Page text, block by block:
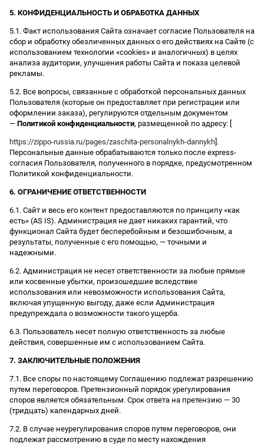
5. КОНФИДЕНЦИАЛЬНОСТЬ И ОБРАБОТКА ДАННЫХ
5.1. Факт использования Сайта означает согласие Пользователя на
сбор и обработку обезличенных данных о его действиях на Сайте (с
использованием технологии «cookies» и аналогичных) в целях
анализа аудитории, улучшения работы Сайта и показа целевой
рекламы.
5.2. Все вопросы, связанные с обработкой персональных данных
Пользователя (которые он предоставляет при регистрации или
оформлении заказа), регулируются отдельным документом
— Политикой конфиденциальности, размещенной по адресу: [
https://zippo-russia.ru/pages/zaschita-personalnykh-dannykh ].
Персональные данные обрабатываются только после express-
согласия Пользователя, полученного в порядке, предусмотренном
Политикой конфиденциальности.
6. ОГРАНИЧЕНИЕ ОТВЕТСТВЕННОСТИ
6.1. Сайт и весь его контент предоставляются по принципу «как
есть» (AS IS). Администрация не дает никаких гарантий, что
функционал Сайта будет бесперебойным и безошибочным, а
результаты, полученные с его помощью, — точными и
надежными.
6.2. Администрация не несет ответственности за любые прямые
или косвенные убытки, произошедшие вследствие
использования или невозможности использования Сайта,
включая упущенную выгоду, даже если Администрация
предупреждала о возможности такого ущерба.
6.3. Пользователь несет полную ответственность за любые
действия, совершенные им с использованием Сайта.
7. ЗАКЛЮЧИТЕЛЬНЫЕ ПОЛОЖЕНИЯ
7.1. Все споры по настоящему Соглашению подлежат разрешению
путем переговоров. Претензионный порядок урегулирования
споров является обязательным. Срок ответа на претензию — 30
(тридцать) календарных дней.
7.2. В случае неурегулирования споров путем переговоров, они
подлежат рассмотрению в суде по месту нахождения